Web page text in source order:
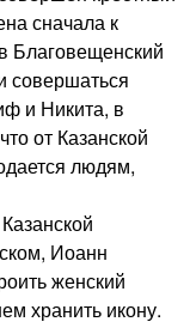
сначала к
Благовещенский
совершаться
и Никита, в
от Казанской
людям,
Иоанн
женский
хранить икону.